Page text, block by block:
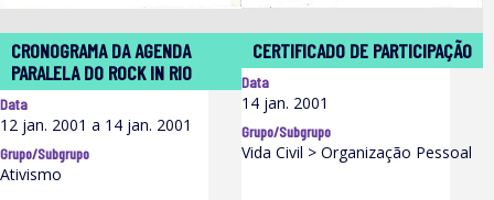
CRONOGRAMA DA AGENDA
PARALELA DO ROCK IN RIO
Data
12 jan. 2001 a 14 jan. 2001
Grupo/Subgrupo
Ativismo
CERTIFICADO DE PARTICIPAÇÃO
Data
14 jan. 2001
Grupo/Subgrupo
Vida Civil > Organização Pessoal